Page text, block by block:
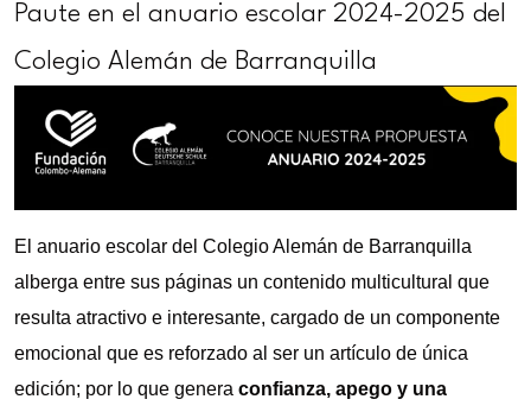
+
Curso
sabatino
online
+ Sabatinos
Paute en el anuario escolar 2024-2025 del
Colegio Alemán de Barranquilla
El anuario escolar del Colegio Alemán de Barranquilla
alberga entre sus páginas un contenido multicultural que
resulta atractivo e interesante, cargado de un componente
emocional que es reforzado al ser un artículo de única
edición; por lo que genera confianza, apego y una